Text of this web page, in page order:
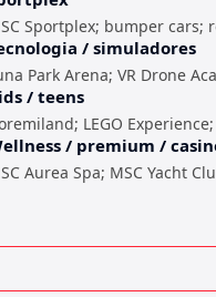
Sportplex; bumper
/ simuladores
Park Arena; VR Drone
/ teens
LEGO
/ premium /
Aurea Spa; MSC Yacht